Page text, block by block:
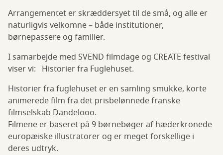
Arrangementet er skræddersyet til de små, og alle er
naturligvis velkomne – både institutioner,
børnepassere og familier.
I samarbejde med SVEND filmdage og CREATE festival
viser vi: Historier fra Fuglehuset.
Historier fra fuglehuset er en samling smukke, korte
animerede film fra det prisbelønnede franske
filmselskab Dandelooo.
Filmene er baseret på 9 børnebøger af hæderkronede
europæiske illustratorer og er meget forskellige i
deres udtryk.